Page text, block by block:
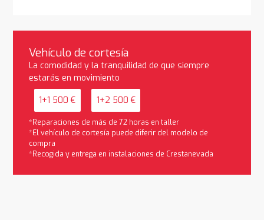
Vehículo de cortesía
La comodidad y la tranquilidad de que siempre
estarás en movimiento
1+1 500 € 1+2 500 €
*Reparaciones de más de 72 horas en taller
*El vehículo de cortesía puede diferir del modelo de
compra
*Recogida y entrega en instalaciones de Crestanevada